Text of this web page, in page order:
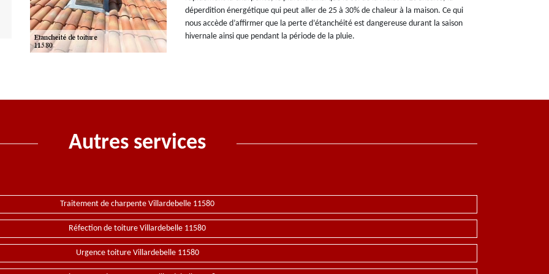
déperdition énergétique qui peut aller de 25 à 30% de chaleur à la maison. Ce qui
nous accède d’affirmer que la perte d’étanchéité est dangereuse durant la saison
hivernale ainsi que pendant la période de la pluie.
Autres services
Traitement de charpente Villardebelle 11580
Réfection de toiture Villardebelle 11580
Urgence toiture Villardebelle 11580